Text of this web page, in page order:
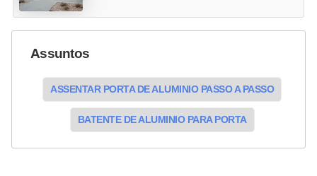
Assuntos
ASSENTAR PORTA DE ALUMINIO PASSO A PASSO
BATENTE DE ALUMINIO PARA PORTA